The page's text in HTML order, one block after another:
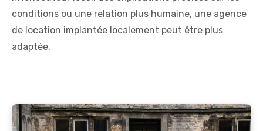
conditions ou une relation plus humaine, une agence
de location implantée localement peut être plus
adaptée.